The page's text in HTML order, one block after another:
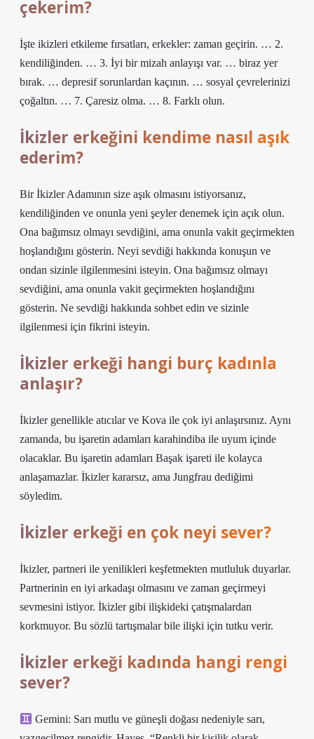
çekerim?
İşte ikizleri etkileme fırsatları, erkekler: zaman geçirin. … 2.
kendiliğinden. … 3. İyi bir mizah anlayışı var. … biraz yer
bırak. … depresif sorunlardan kaçının. … sosyal çevrelerinizi
çoğaltın. … 7. Çaresiz olma. … 8. Farklı olun.
İkizler erkeğini kendime nasıl aşık
ederim?
Bir İkizler Adamının size aşık olmasını istiyorsanız,
kendiliğinden ve onunla yeni şeyler denemek için açık olun.
Ona bağımsız olmayı sevdiğini, ama onunla vakit geçirmekten
hoşlandığını gösterin. Neyi sevdiği hakkında konuşun ve
ondan sizinle ilgilenmesini isteyin. Ona bağımsız olmayı
sevdiğini, ama onunla vakit geçirmekten hoşlandığını
gösterin. Ne sevdiği hakkında sohbet edin ve sizinle
ilgilenmesi için fikrini isteyin.
İkizler erkeği hangi burç kadınla
anlaşır?
İkizler genellikle atıcılar ve Kova ile çok iyi anlaşırsınız. Aynı
zamanda, bu işaretin adamları karahindiba ile uyum içinde
olacaklar. Bu işaretin adamları Başak işareti ile kolayca
anlaşamazlar. İkizler kararsız, ama Jungfrau dediğimi
söyledim.
İkizler erkeği en çok neyi sever?
İkizler, partneri ile yenilikleri keşfetmekten mutluluk duyarlar.
Partnerinin en iyi arkadaşı olmasını ve zaman geçirmeyi
sevmesini istiyor. İkizler gibi ilişkideki çatışmalardan
korkmuyor. Bu sözlü tartışmalar bile ilişki için tutku verir.
İkizler erkeği kadında hangi rengi
sever?
Gemini: Sarı mutlu ve güneşli doğası nedeniyle sarı,